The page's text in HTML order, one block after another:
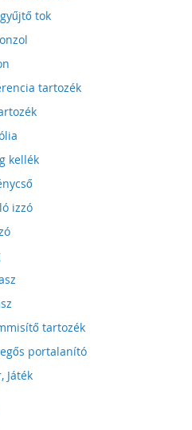
tok
tartozék
kellék
izzó
tartozék
portalanító
Játék